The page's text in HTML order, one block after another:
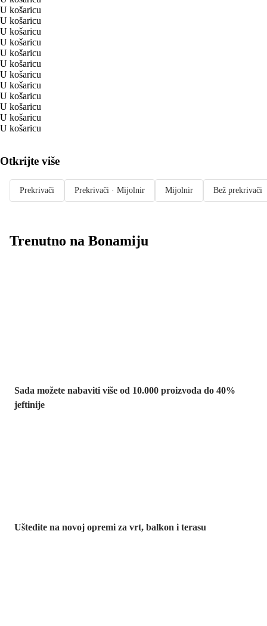
U košaricu
U košaricu
U košaricu
U košaricu
U košaricu
U košaricu
U košaricu
U košaricu
U košaricu
U košaricu
U košaricu
U košaricu
Otkrijte više
Prekrivači Prekrivači · Mijolnir Mijolnir Bež prekrivači
Trenutno na Bonamiju
Sada možete nabaviti više od 10.000 proizvoda do 40%
jeftinije
Uštedite na novoj opremi za vrt, balkon i terasu